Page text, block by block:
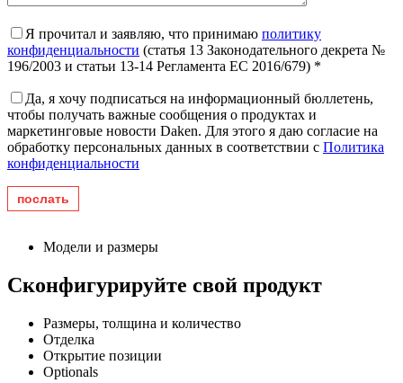
Я прочитал и заявляю, что принимаю политику
конфиденциальности (статья 13 Законодательного декрета №
196/2003 и статьи 13-14 Регламента ЕС 2016/679) *
Да, я хочу подписаться на информационный бюллетень,
чтобы получать важные сообщения о продуктах и ​​
маркетинговые новости Daken. Для этого я даю согласие на
обработку персональных данных в соответствии с Политика
конфиденциальности
Модели и размеры
Сконфигурируйте свой продукт
Размеры, толщина и количество
Отделка
Открытие позиции
Optionals